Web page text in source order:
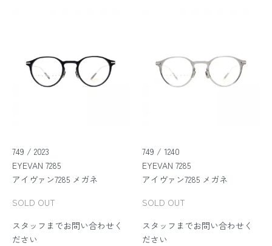
749 / 2023
EYEVAN 7285
アイヴァン7285 メガネ
SOLD OUT
スタッフまでお問い合わせく
ださい
749 / 1240
EYEVAN 7285
アイヴァン7285 メガネ
SOLD OUT
スタッフまでお問い合わせく
ださい